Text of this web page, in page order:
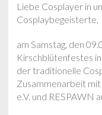
Liebe Cosplayer in
Cosplaybegeisterte,
am Samstag, den
Kirschblütenfestes
der traditionelle
Zusammenarbeit
e.V. und RESPAWN